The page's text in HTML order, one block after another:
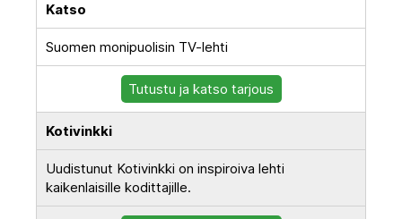
Katso
Suomen monipuolisin TV-lehti
Tutustu ja katso tarjous
Kotivinkki
Uudistunut Kotivinkki on inspiroiva lehti
kaikenlaisille kodittajille.